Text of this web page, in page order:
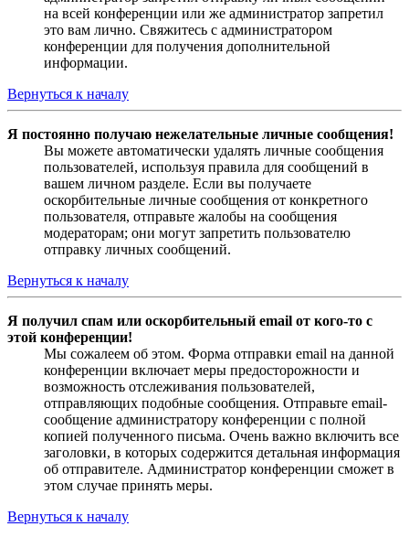
на всей конференции или же администратор запретил
это вам лично. Свяжитесь с администратором
конференции для получения дополнительной
информации.
Вернуться к началу
Я постоянно получаю нежелательные личные сообщения!
Вы можете автоматически удалять личные сообщения
пользователей, используя правила для сообщений в
вашем личном разделе. Если вы получаете
оскорбительные личные сообщения от конкретного
пользователя, отправьте жалобы на сообщения
модераторам; они могут запретить пользователю
отправку личных сообщений.
Вернуться к началу
Я получил спам или оскорбительный email от кого-то с
этой конференции!
Мы сожалеем об этом. Форма отправки email на данной
конференции включает меры предосторожности и
возможность отслеживания пользователей,
отправляющих подобные сообщения. Отправьте email-
сообщение администратору конференции с полной
копией полученного письма. Очень важно включить все
заголовки, в которых содержится детальная информация
об отправителе. Администратор конференции сможет в
этом случае принять меры.
Вернуться к началу